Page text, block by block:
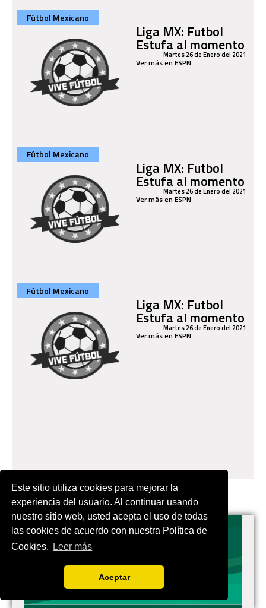
Este sitio utiliza cookies para mejorar la
experiencia del usuario. Al continuar usando
nuestro sitio web, usted acepta el uso de todas
las cookies de acuerdo con nuestra Política de
Cookies.
Leer más
Aceptar
Fútbol Mexicano
Liga MX: Futbol
Estufa al momento
Martes 26 de Enero del 2021
Ver más en ESPN
Fútbol Mexicano
Liga MX: Futbol
Estufa al momento
Martes 26 de Enero del 2021
Ver más en ESPN
Fútbol Mexicano
Liga MX: Futbol
Estufa al momento
Martes 26 de Enero del 2021
Ver más en ESPN